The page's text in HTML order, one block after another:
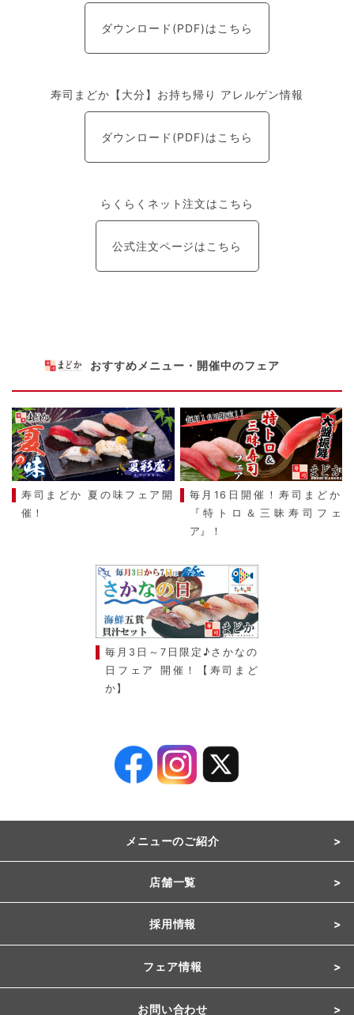
ダウンロード(PDF)はこちら
寿司まどか【大分】お持ち帰り アレルゲン情報
ダウンロード(PDF)はこちら
らくらくネット注文はこちら
公式注文ページはこちら
おすすめメニュー・開催中のフェア
寿司まどか 夏の味フェア開
催！
毎月16日開催！寿司まどか
『特トロ＆三昧寿司フェ
ア』！
毎月3日～7日限定♪さかなの
日フェア 開催！【寿司まど
か】
メニューのご紹介
店舗一覧
採用情報
フェア情報
お問い合わせ